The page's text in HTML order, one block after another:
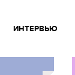
ИНТЕРВЬЮ